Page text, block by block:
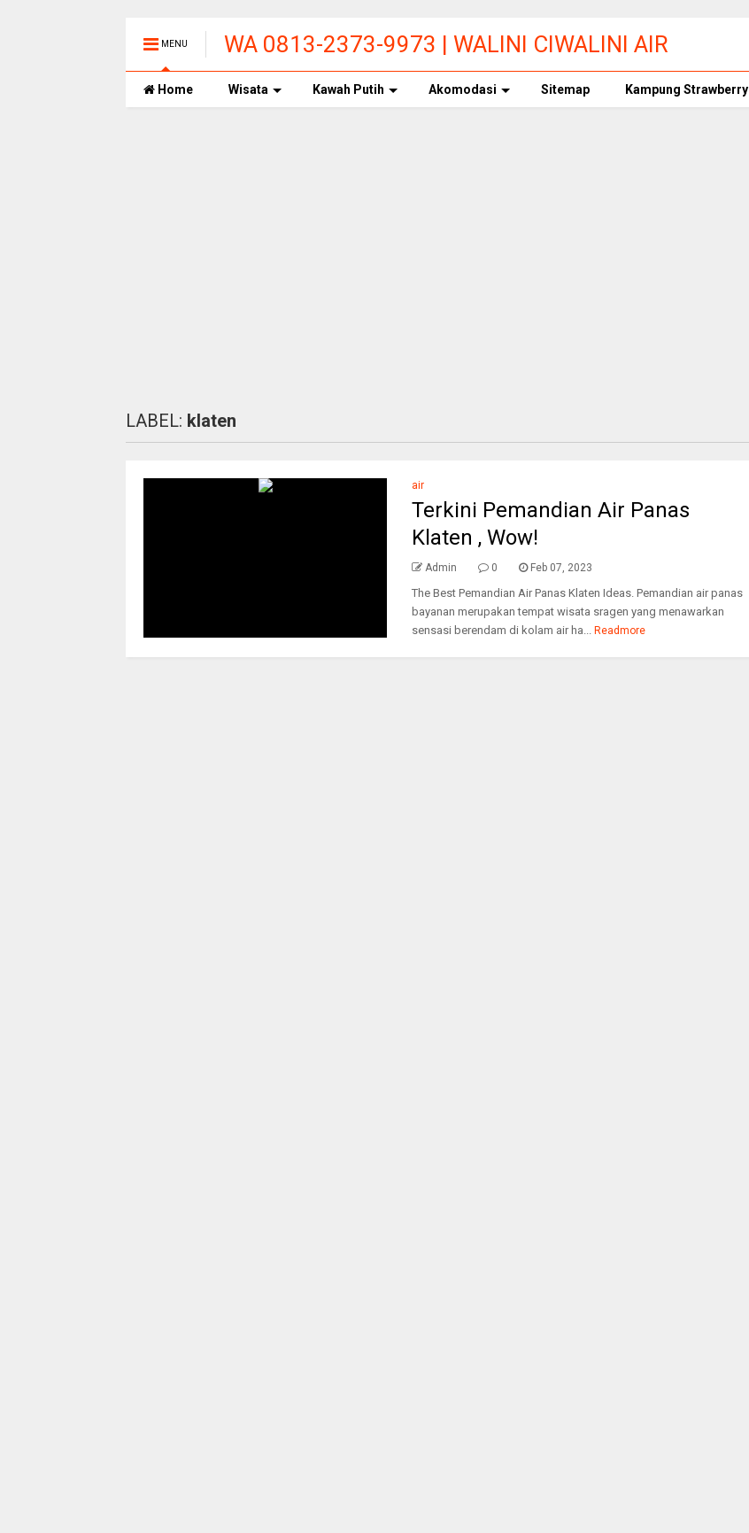
MENU
WA 0813-2373-9973 | WALINI CIWALINI AIR
PANAS ALAMI TERBERSIH CIWIDEY
BANDUNG
Home Wisata Kawah Putih Akomodasi Sitemap Kampung Strawberry
LABEL: klaten
air
Terkini Pemandian Air Panas
Klaten , Wow!
Admin 0 Feb 07, 2023
The Best Pemandian Air Panas Klaten Ideas. Pemandian air panas
bayanan merupakan tempat wisata sragen yang menawarkan
sensasi berendam di kolam air ha... Readmore